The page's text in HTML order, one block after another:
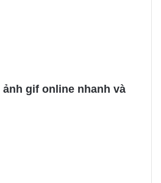
ảnh gif online nhanh và